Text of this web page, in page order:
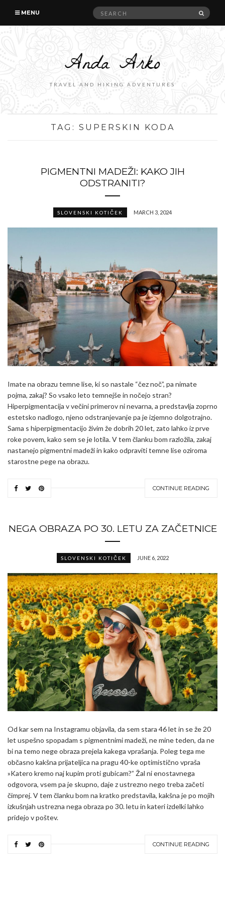
MENU
Search
TRAVEL AND HIKING ADVENTURES
TAG: SUPERSKIN KODA
PIGMENTNI MADEŽI: KAKO JIH
ODSTRANITI?
SLOVENSKI KOTIČEK MARCH 3, 2024
Imate na obrazu temne lise, ki so nastale “čez noč”, pa nimate
pojma, zakaj? So vsako leto temnejše in nočejo stran?
Hiperpigmentacija v večini primerov ni nevarna, a predstavlja zoprno
estetsko nadlogo, njeno odstranjevanje pa je izjemno dolgotrajno.
Sama s hiperpigmentacijo živim že dobrih 20 let, zato lahko iz prve
roke povem, kako sem se je lotila. V tem članku bom razložila, zakaj
nastanejo pigmentni madeži in kako odpraviti temne lise oziroma
starostne pege na obrazu.
CONTINUE READING
NEGA OBRAZA PO 30. LETU ZA ZAČETNICE
SLOVENSKI KOTIČEK JUNE 6, 2022
Od kar sem na Instagramu objavila, da sem stara 46 let in se že 20
let uspešno spopadam s pigmentnimi madeži, ne mine teden, da ne
bi na temo nege obraza prejela kakega vprašanja. Poleg tega me
občasno kakšna prijateljica na pragu 40-ke optimistično vpraša
»Katero kremo naj kupim proti gubicam?” Žal ni enostavnega
odgovora, vsem pa je skupno, daje z ustrezno nego treba začeti
čimprej. V tem članku bom na kratko predstavila, kakšna je po mojih
izkušnjah ustrezna nega obraza po 30. letu in kateri izdelki lahko
pridejo v poštev.
CONTINUE READING